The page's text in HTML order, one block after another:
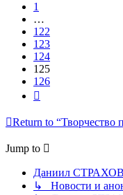
1
…
122
123
124
125
126
Return to “Творчество
Jump to
Даниил
↳ Новости и